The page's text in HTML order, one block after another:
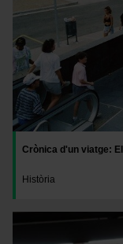
Crònica d'un viatge:
Història